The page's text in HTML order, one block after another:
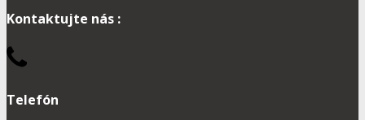
Kontaktujte nás :
Telefón